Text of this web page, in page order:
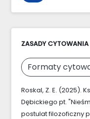
ZASADY CYTOWANIA
Formaty
Roskal, Z. E. (2025).
Dębickiego pt.
postulat filozoficzny